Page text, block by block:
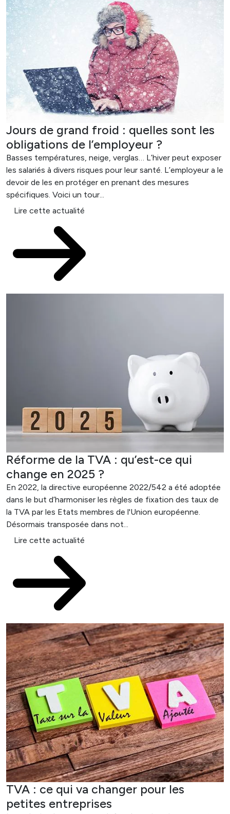
Jours de grand froid : quelles sont les
obligations de l’employeur ?
Basses températures, neige, verglas… L’hiver peut exposer
les salariés à divers risques pour leur santé. L’employeur a le
devoir de les en protéger en prenant des mesures
spécifiques. Voici un tour...
Lire cette actualité
Réforme de la TVA : qu’est-ce qui
change en 2025 ?
En 2022, la directive européenne 2022/542 a été adoptée
dans le but d’harmoniser les règles de fixation des taux de
la TVA par les Etats membres de l'Union européenne.
Désormais transposée dans not...
Lire cette actualité
TVA : ce qui va changer pour les
petites entreprises